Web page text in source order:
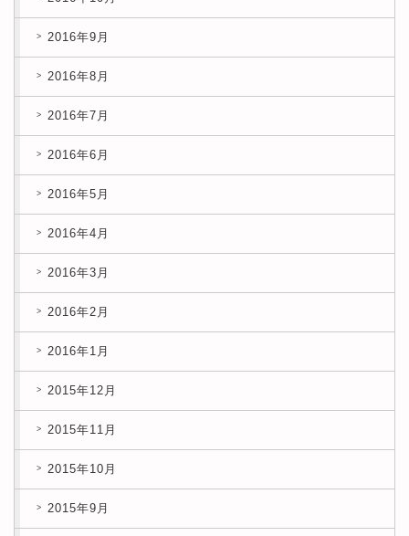
2016年9月
2016年8月
2016年7月
2016年6月
2016年5月
2016年4月
2016年3月
2016年2月
2016年1月
2015年12月
2015年11月
2015年10月
2015年9月